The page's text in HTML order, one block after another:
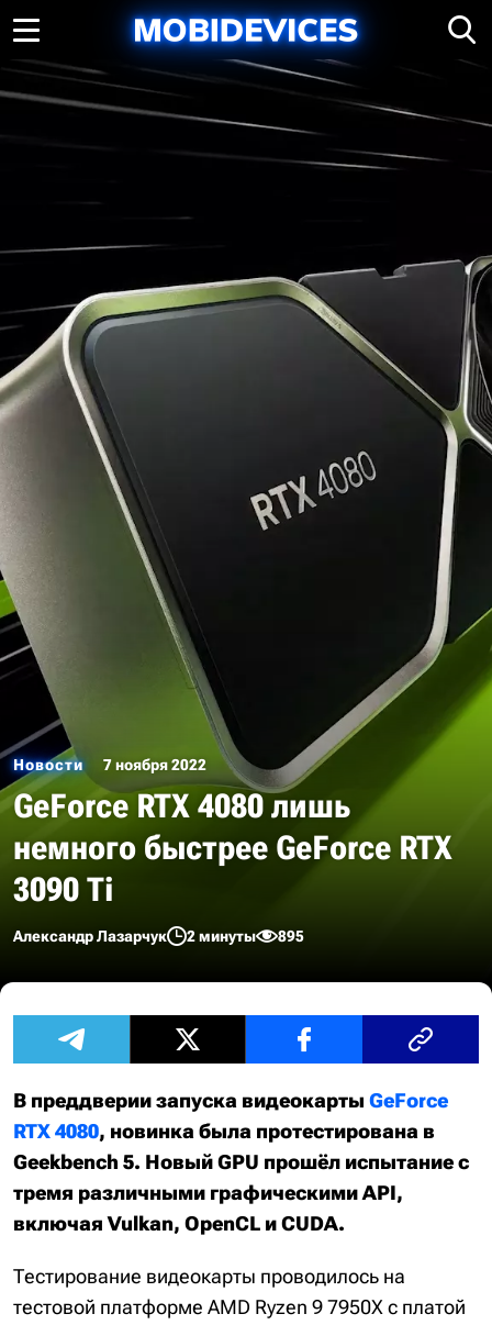
Новости 7 ноября 2022
GeForce RTX 4080 лишь
немного быстрее GeForce RTX
3090 Ti
Александр Лазарчук 2 минуты 895
В преддверии запуска видеокарты GeForce
RTX 4080, новинка была протестирована в
Geekbench 5. Новый GPU прошёл испытание с
тремя различными графическими API,
включая Vulkan, OpenCL и CUDA.
Тестирование видеокарты проводилось на
тестовой платформе AMD Ryzen 9 7950X с платой